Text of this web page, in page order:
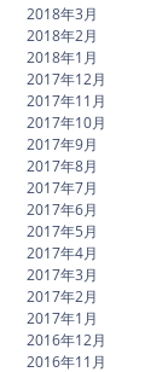
2018年3月
2018年2月
2018年1月
2017年12月
2017年11月
2017年10月
2017年9月
2017年8月
2017年7月
2017年6月
2017年5月
2017年4月
2017年3月
2017年2月
2017年1月
2016年12月
2016年11月